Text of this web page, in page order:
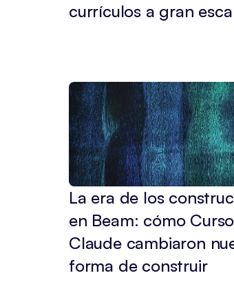
currículos a gran
La era de los
en Beam: cómo
Claude cambiaron
forma de construir